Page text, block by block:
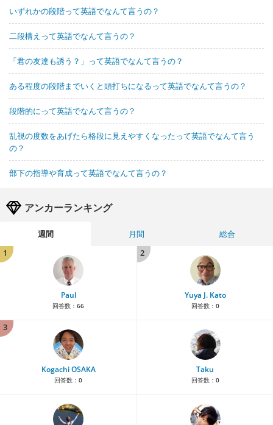
いずれかの段階って英語でなんて言うの？
二段構えって英語でなんて言うの？
「君の友達も誘う？」って英語でなんて言うの？
ある程度の段階までいくと頭打ちになるって英語でなんて言うの？
段階的にって英語でなんて言うの？
乱視の度数をあげたら格段に見えやすくなったって英語でなんて言う
の？
部下の指導や育成って英語でなんて言うの？
アンカーランキング
週間 月間
総合
1
Paul
回答数： 66
2
Yuya J. Kato
回答数： 0
3
Kogachi OSAKA
回答数： 0
Taku
回答数： 0